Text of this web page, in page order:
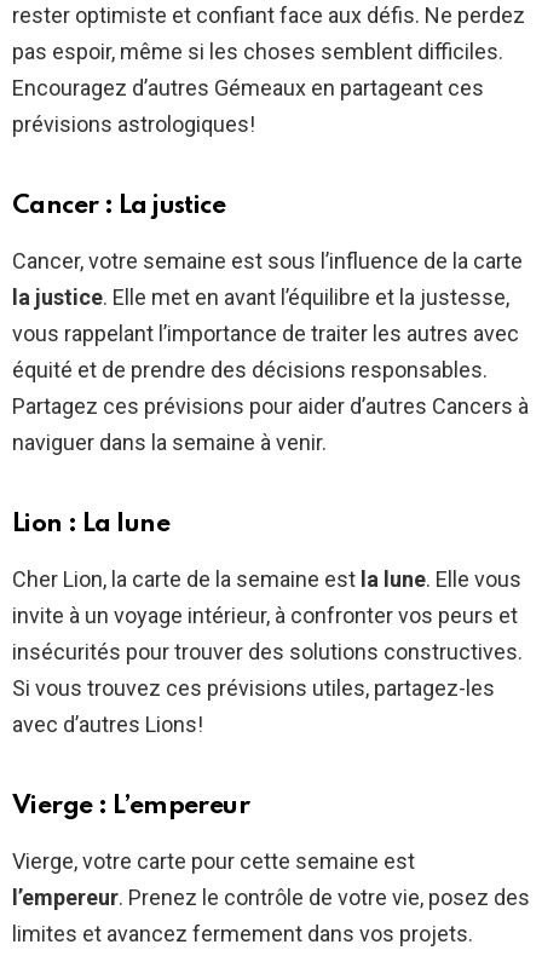
rester optimiste et confiant face aux défis. Ne perdez
pas espoir, même si les choses semblent difficiles.
Encouragez d’autres Gémeaux en partageant ces
prévisions astrologiques!
Cancer : La justice
Cancer, votre semaine est sous l’influence de la carte
la justice. Elle met en avant l’équilibre et la justesse,
vous rappelant l’importance de traiter les autres avec
équité et de prendre des décisions responsables.
Partagez ces prévisions pour aider d’autres Cancers à
naviguer dans la semaine à venir.
Lion : La lune
Cher Lion, la carte de la semaine est la lune. Elle vous
invite à un voyage intérieur, à confronter vos peurs et
insécurités pour trouver des solutions constructives.
Si vous trouvez ces prévisions utiles, partagez-les
avec d’autres Lions!
Vierge : L’empereur
Vierge, votre carte pour cette semaine est
l’empereur. Prenez le contrôle de votre vie, posez des
limites et avancez fermement dans vos projets.